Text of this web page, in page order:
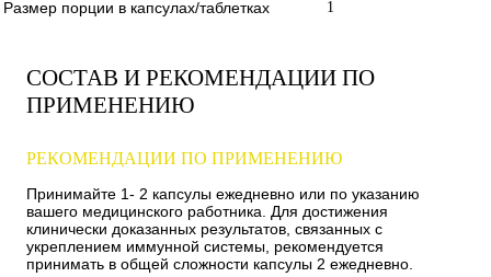
Размер порции в капсулах/таблетках 1
СОСТАВ И РЕКОМЕНДАЦИИ ПО
ПРИМЕНЕНИЮ
РЕКОМЕНДАЦИИ ПО ПРИМЕНЕНИЮ
Принимайте 1- 2 капсулы ежедневно или по указанию
вашего медицинского работника. Для достижения
клинически доказанных результатов, связанных с
укреплением иммунной системы, рекомендуется
принимать в общей сложности капсулы 2 ежедневно.